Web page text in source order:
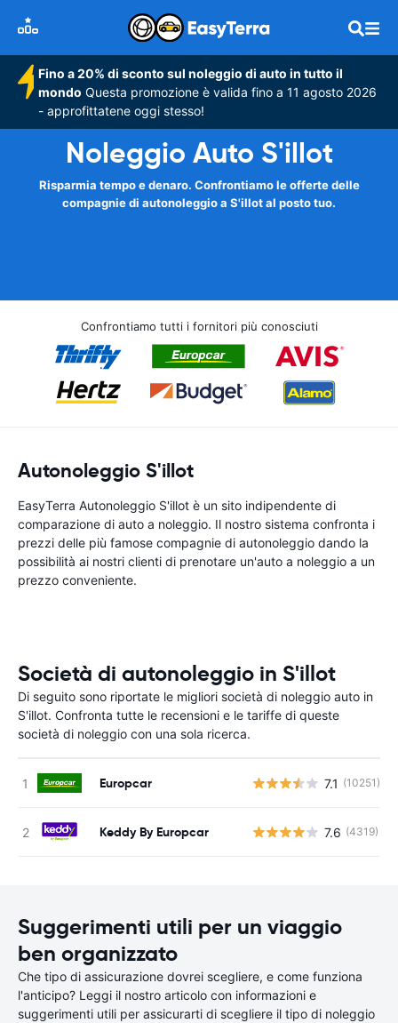
Fino a 20% di sconto sul noleggio di auto in tutto il
mondo Questa promozione è valida fino a 11 agosto 2026
- approfittatene oggi stesso!
Noleggio Auto S'illot
Risparmia tempo e denaro. Confrontiamo le offerte delle
compagnie di autonoleggio a S'illot al posto tuo.
Confrontiamo tutti i fornitori più conosciuti
Autonoleggio S'illot
EasyTerra Autonoleggio S'illot è un sito indipendente di
comparazione di auto a noleggio. Il nostro sistema confronta i
prezzi delle più famose compagnie di autonoleggio dando la
possibilità ai nostri clienti di prenotare un'auto a noleggio a un
prezzo conveniente.
Società di autonoleggio in S'illot
Di seguito sono riportate le migliori società di noleggio auto in
S'illot. Confronta tutte le recensioni e le tariffe di queste
società di noleggio con una sola ricerca.
Europcar 7.1 (10251)
Keddy By Europcar 7.6 (4319)
Suggerimenti utili per un viaggio
ben organizzato
Che tipo di assicurazione dovrei scegliere, e come funziona
l'anticipo? Leggi il nostro articolo con informazioni e
suggerimenti utili per assicurarti di scegliere il tipo di noleggio